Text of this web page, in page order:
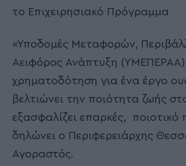
το Επιχειρησιακό Πρόγραμμα
«Υποδομές Μεταφορών,
Αειφόρος Ανάπτυξη
χρηματοδότηση για ένα έργο
βελτιώνει την ποιότητα ζωής
εξασφαλίζει επαρκές, ποιοτικό
δηλώνει ο Περιφερειάρχης
Αγοραστός.